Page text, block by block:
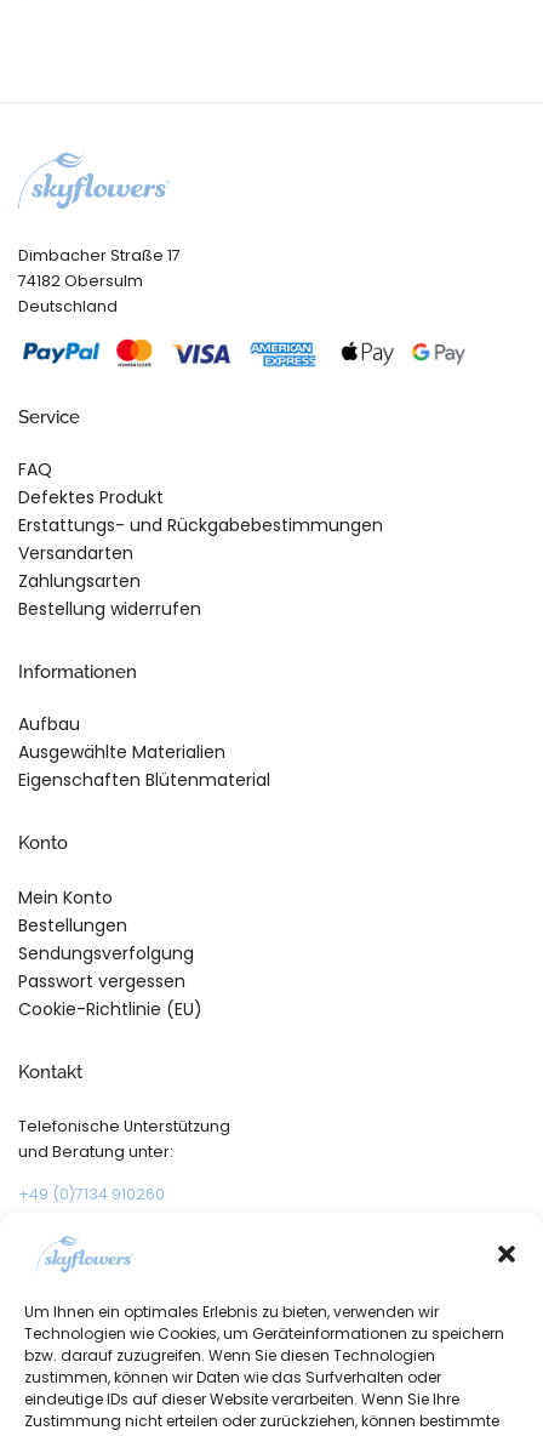
Um Ihnen ein optimales Erlebnis zu bieten, verwenden wir
Technologien wie Cookies, um Geräteinformationen zu speichern
bzw. darauf zuzugreifen. Wenn Sie diesen Technologien
zustimmen, können wir Daten wie das Surfverhalten oder
eindeutige IDs auf dieser Website verarbeiten. Wenn Sie Ihre
Zustimmung nicht erteilen oder zurückziehen, können bestimmte
Dimbacher Straße 17
74182 Obersulm
Deutschland
Service
FAQ
Defektes Produkt
Erstattungs- und Rückgabebestimmungen
Versandarten
Zahlungsarten
Bestellung widerrufen
Informationen
Aufbau
Ausgewählte Materialien
Eigenschaften Blütenmaterial
Konto
Mein Konto
Bestellungen
Sendungsverfolgung
Passwort vergessen
Cookie-Richtlinie (EU)
Kontakt
Telefonische Unterstützung
und Beratung unter:
+49 (0)7134 910260